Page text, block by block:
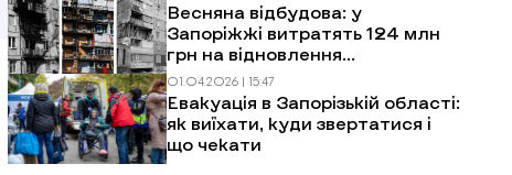
Весняна відбудова: у
Запоріжжі витратять 124 млн
грн на відновлення
багатоповерхівок після
обстрілів
01.04.2026 | 15:47
Евакуація в Запорізькій області:
як виїхати, куди звертатися і
що чекати